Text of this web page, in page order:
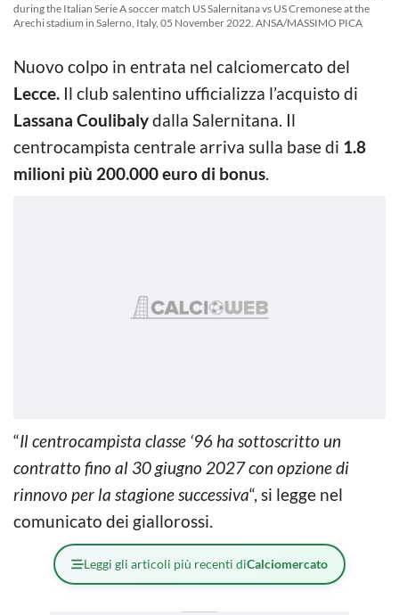
during the Italian Serie A soccer match US Salernitana vs US Cremonese at the
Arechi stadium in Salerno, Italy, 05 November 2022. ANSA/MASSIMO PICA
Nuovo colpo in entrata nel calciomercato del
Lecce. Il club salentino ufficializza l’acquisto di
Lassana Coulibalydalla Salernitana. Il
centrocampista centrale arriva sulla base di 1.8
milioni più 200.000 euro di bonus.
“Il centrocampista classe ‘96 ha sottoscritto un
contratto fino al 30 giugno 2027 con opzione di
rinnovo per la stagione successiva“, si legge nel
comunicato dei giallorossi.
Leggi gli articoli più recenti diCalciomercato